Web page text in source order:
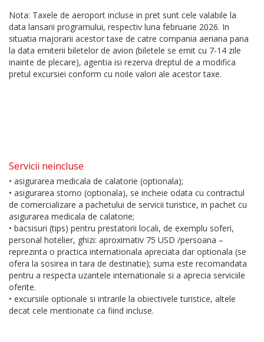
Nota: Taxele de aeroport incluse in pret sunt cele valabile la
data lansarii programului, respectiv luna februarie 2026. In
situatia majorarii acestor taxe de catre compania aeriana pana
la data emiterii biletelor de avion (biletele se emit cu 7-14 zile
inainte de plecare), agentia isi rezerva dreptul de a modifica
pretul excursiei conform cu noile valori ale acestor taxe.
Servicii neincluse
• asigurarea medicala de calatorie (optionala);
• asigurarea storno (optionala), se incheie odata cu contractul
de comercializare a pachetului de servicii turistice, in pachet cu
asigurarea medicala de calatorie;
• bacsisuri (tips) pentru prestatorii locali, de exemplu soferi,
personal hotelier, ghizi: aproximativ 75 USD /persoana –
reprezinta o practica internationala apreciata dar optionala (se
ofera la sosirea in tara de destinatie); suma este recomandata
pentru a respecta uzantele internationale si a aprecia serviciile
oferite.
• excursiile optionale si intrarile la obiectivele turistice, altele
decat cele mentionate ca fiind incluse.